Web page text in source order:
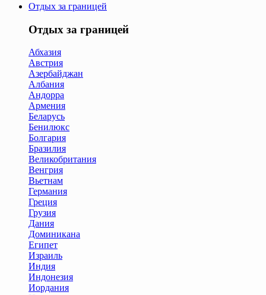
Отдых за границей
Отдых за границей
Абхазия
Австрия
Азербайджан
Албания
Андорра
Армения
Беларусь
Бенилюкс
Болгария
Бразилия
Великобритания
Венгрия
Вьетнам
Германия
Греция
Грузия
Дания
Доминикана
Египет
Израиль
Индия
Индонезия
Иордания